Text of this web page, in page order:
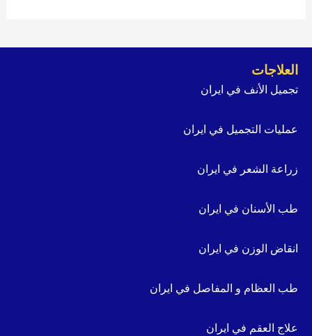
العلاجات
تجميل الأنف في ايران
عمليات التجميل في ايران
زراعة الشعر في ايران
طب الأسنان في ايران
انقاض الوزن في ايران
طب العظام و المفاصل في ايران
علاج العقم في ايران